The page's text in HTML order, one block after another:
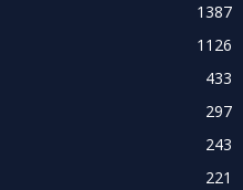
1387
1126
433
297
243
221